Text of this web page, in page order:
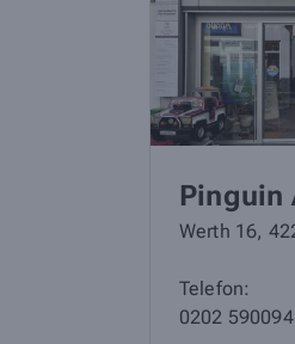
Pinguin
Werth 16,
Telefon:
0202 590094